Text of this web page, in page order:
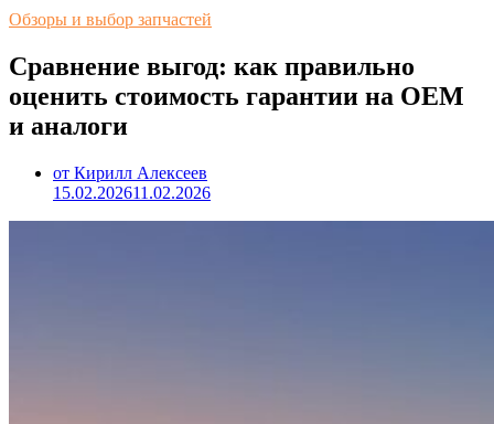
Обзоры и выбор запчастей
Сравнение выгод: как правильно
оценить стоимость гарантии на OEM
и аналоги
от Кирилл Алексеев
15.02.202611.02.2026